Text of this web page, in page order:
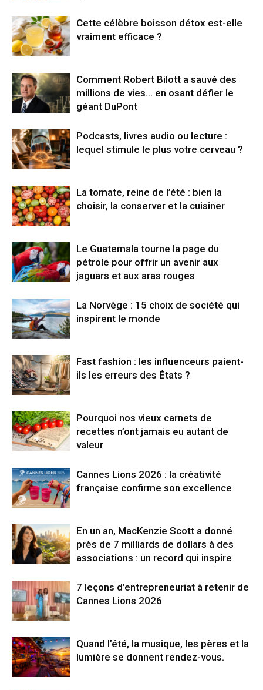
Cette célèbre boisson détox est-elle
vraiment efficace ?
Comment Robert Bilott a sauvé des
millions de vies… en osant défier le
géant DuPont
Podcasts, livres audio ou lecture :
lequel stimule le plus votre cerveau ?
La tomate, reine de l’été : bien la
choisir, la conserver et la cuisiner
Le Guatemala tourne la page du
pétrole pour offrir un avenir aux
jaguars et aux aras rouges
La Norvège : 15 choix de société qui
inspirent le monde
Fast fashion : les influenceurs paient-
ils les erreurs des États ?
Pourquoi nos vieux carnets de
recettes n’ont jamais eu autant de
valeur
Cannes Lions 2026 : la créativité
française confirme son excellence
En un an, MacKenzie Scott a donné
près de 7 milliards de dollars à des
associations : un record qui inspire
7 leçons d’entrepreneuriat à retenir de
Cannes Lions 2026
Quand l’été, la musique, les pères et la
lumière se donnent rendez-vous.